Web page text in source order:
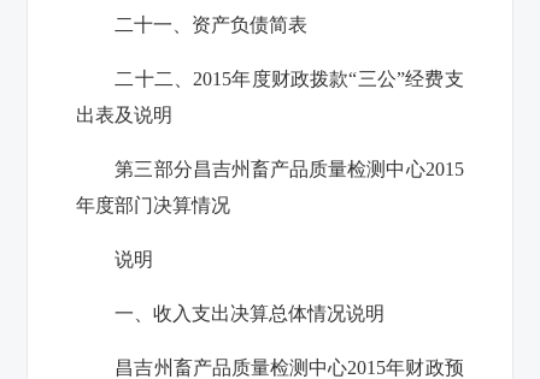
二十一、资产负债简表
二十二、 2015年度财政拨款“三公”经费支
出表及说明
第三部分昌吉州畜产品质量检测中心2015
年度部门决算情况
说明
一、收入支出决算总体情况说明
昌吉州畜产品质量检测中心2015年财政预